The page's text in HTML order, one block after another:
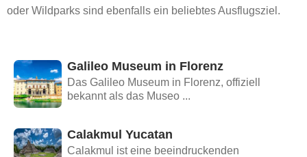
oder Wildparks sind ebenfalls ein beliebtes Ausflugsziel.
Galileo Museum in Florenz
Das Galileo Museum in Florenz, offiziell
bekannt als das Museo ...
Calakmul Yucatan
Calakmul ist eine beeindruckenden